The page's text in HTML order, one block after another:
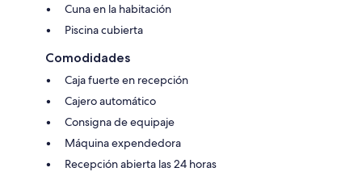
Cuna en la habitación
Piscina cubierta
Comodidades
Caja fuerte en recepción
Cajero automático
Consigna de equipaje
Máquina expendedora
Recepción abierta las 24 horas